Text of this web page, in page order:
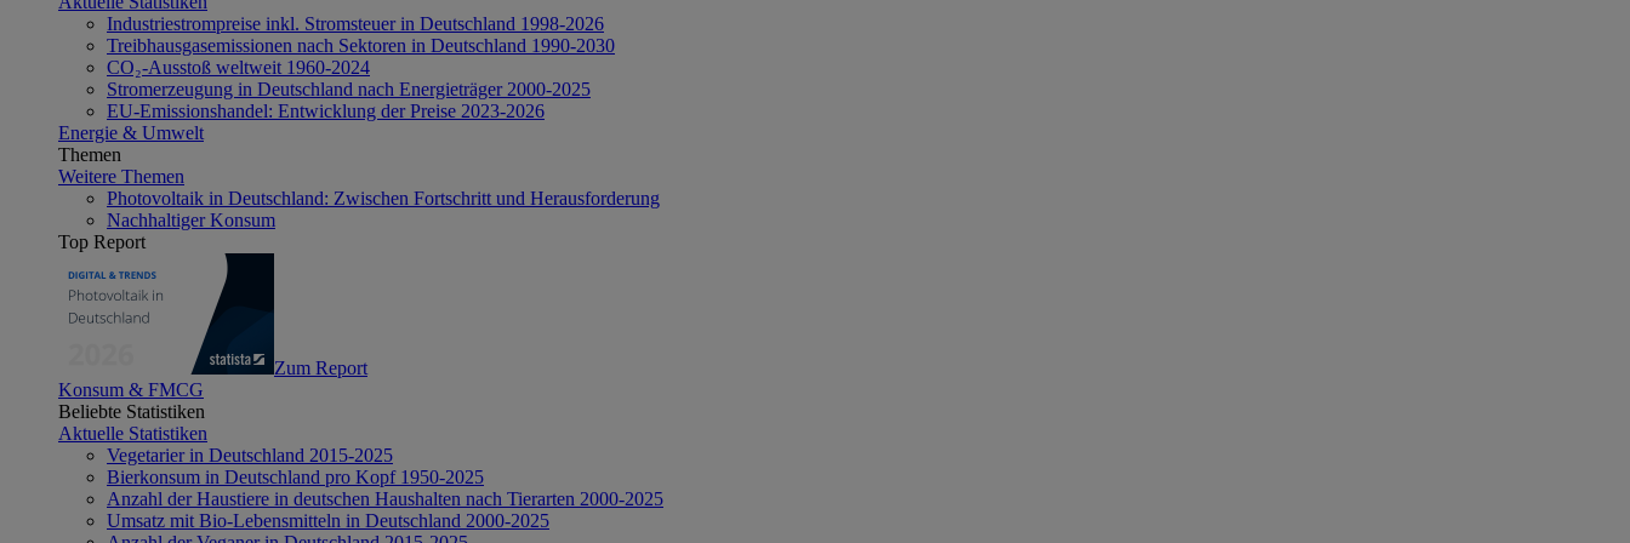
Industriestrompreise inkl. Stromsteuer in Deutschland 1998-2026
Treibhausgasemissionen nach Sektoren in Deutschland 1990-2030
CO₂-Ausstoß weltweit 1960-2024
Stromerzeugung in Deutschland nach Energieträger 2000-2025
EU-Emissionshandel: Entwicklung der Preise 2023-2026
Energie & Umwelt
Themen
Weitere Themen
Photovoltaik in Deutschland: Zwischen Fortschritt und Herausforderung
Nachhaltiger Konsum
Top Report
Zum Report
Konsum & FMCG
Beliebte Statistiken
Aktuelle Statistiken
Vegetarier in Deutschland 2015-2025
Bierkonsum in Deutschland pro Kopf 1950-2025
Anzahl der Haustiere in deutschen Haushalten nach Tierarten 2000-2025
Umsatz mit Bio-Lebensmitteln in Deutschland 2000-2025